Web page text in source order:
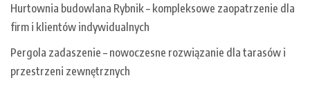
Hurtownia budowlana Rybnik – kompleksowe zaopatrzenie dla
firm i klientów indywidualnych
Pergola zadaszenie – nowoczesne rozwiązanie dla tarasów i
przestrzeni zewnętrznych